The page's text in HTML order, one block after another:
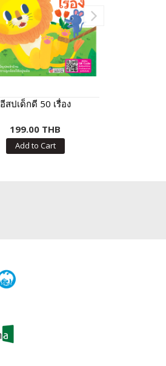
อีสปเด็กดี 50 เรื่อง
199.00 THB
Add to Cart